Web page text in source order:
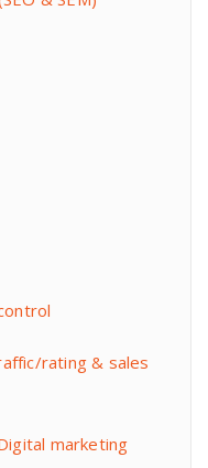
rating & sales
marketing